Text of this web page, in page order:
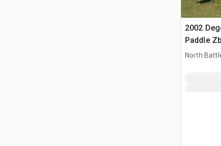
2002
Paddle
North